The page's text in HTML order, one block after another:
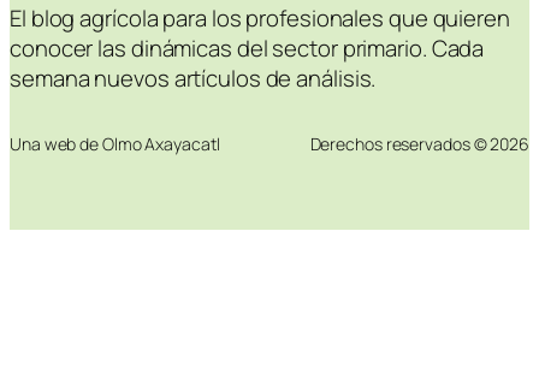
El blog agrícola para los profesionales que quieren
conocer las dinámicas del sector primario. Cada
semana nuevos artículos de análisis.
Una web de Olmo Axayacatl Derechos reservados © 2026